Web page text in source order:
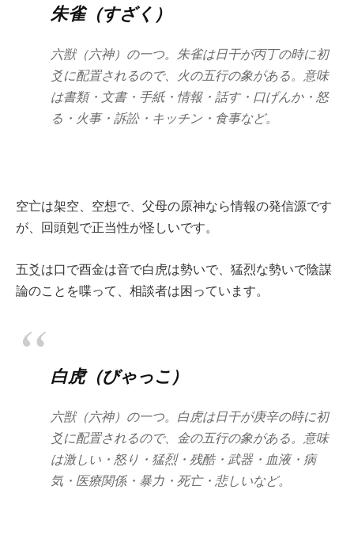
朱雀（すざく）
六獣（六神）の一つ。朱雀は日干が丙丁の時に初
爻に配置されるので、火の五行の象がある。意味
は書類・文書・手紙・情報・話す・口げんか・怒
る・火事・訴訟・キッチン・食事など。
空亡は架空、空想で、父母の原神なら情報の発信源です
が、回頭剋で正当性が怪しいです。
五爻は口で酉金は音で白虎は勢いで、猛烈な勢いで陰謀
論のことを喋って、相談者は困っています。
白虎（びゃっこ）
六獣（六神）の一つ。白虎は日干が庚辛の時に初
爻に配置されるので、金の五行の象がある。意味
は激しい・怒り・猛烈・残酷・武器・血液・病
気・医療関係・暴力・死亡・悲しいなど。